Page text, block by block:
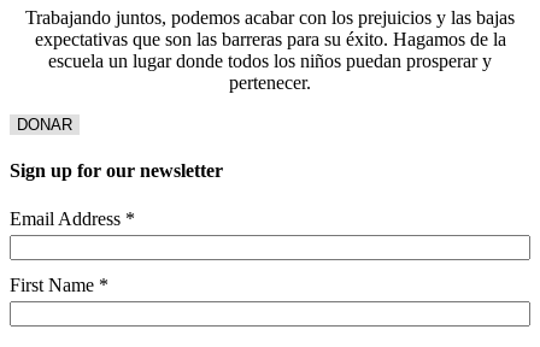
Trabajando juntos, podemos acabar con los prejuicios y las bajas
expectativas que son las barreras para su éxito. Hagamos de la
escuela un lugar donde todos los niños puedan prosperar y
pertenecer.
DONAR
Sign up for our newsletter
Email Address *
First Name *